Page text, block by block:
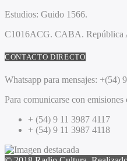
Estudios: Guido 1566.
C1016ACG. CABA. República
CONTACTO DIRECTO
Whatsapp para mensajes: +(54)
Para comunicarse con
+ (54) 9 11 3987 4117
+ (54) 9 11 3987 4118